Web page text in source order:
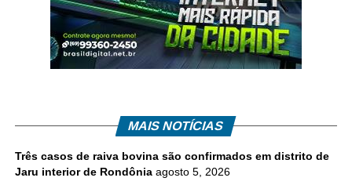
MAIS NOTÍCIAS
Três casos de raiva bovina são confirmados em distrito de
Jaru interior de Rondônia agosto 5, 2026